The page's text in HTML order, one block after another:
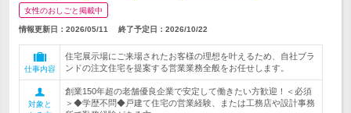
女性のおしごと掲載中
情報更新日：2026/05/11 終了予定日： 2026/10/22
仕事内容
住宅展示場にご来場されたお客様の理想を叶えるため、自社ブラ
ンドの注文住宅を提案する営業業務全般をお任せします。
対象と
創業150年超の老舗優良企業で安定して働きたい方歓迎！＜必須
＞◆学歴不問◆戸建て住宅の営業経験、または工務店や設計事務